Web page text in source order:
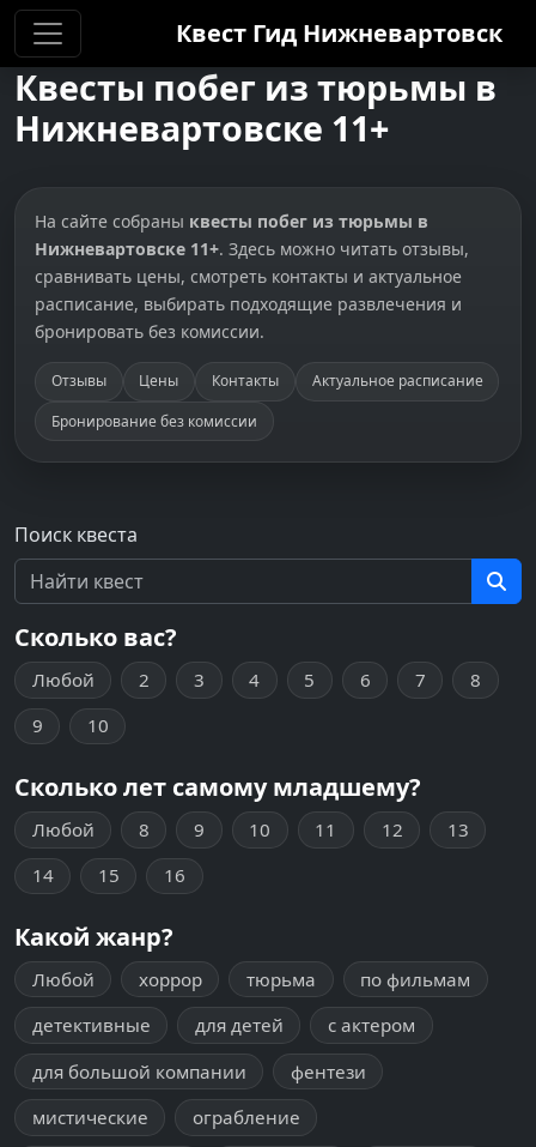
Квест Гид Нижневартовск
Квесты побег из тюрьмы в
Нижневартовске 11+
На сайте собраны квесты побег из тюрьмы в
Нижневартовске 11+. Здесь можно читать отзывы,
сравнивать цены, смотреть контакты и актуальное
расписание, выбирать подходящие развлечения и
бронировать без комиссии.
Отзывы Цены Контакты
Актуальное расписание
Бронирование без комиссии
Поиск квеста
Сколько вас?
Любой 2 3 4 5 6 7
8
9
10
Сколько лет самому младшему?
Любой 8 9 10 11 12
13
14
15 16
Какой жанр?
Любой хоррор тюрьма
по фильмам
детективные
для детей
с актером
для большой компании
фентези
мистические
ограбление